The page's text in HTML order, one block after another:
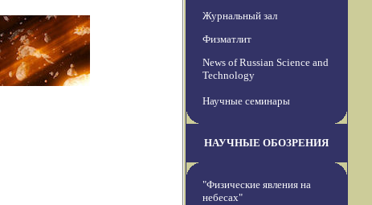
Журнальный зал
Физматлит
News of Russian Science and
Technology
Научные семинары
НАУЧНЫЕ ОБОЗРЕНИЯ
"Физические явления на
небесах"